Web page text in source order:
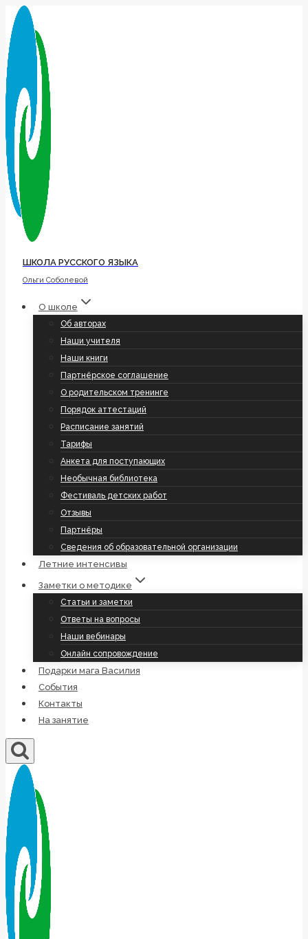
Перейти
содержимому
ШКОЛА РУССКОГО ЯЗЫКА
Ольги Соболевой
О школе
Об авторах
Наши учителя
Наши книги
Партнёрское соглашение
О родительском тренинге
Порядок аттестаций
Расписание занятий
Тарифы
Анкета для поступающих
Необычная библиотека
Фестиваль детских работ
Отзывы
Партнёры
Сведения об образовательной организации
Летние интенсивы
Заметки о методике
Статьи и заметки
Ответы на вопросы
Наши вебинары
Онлайн сопровождение
Подарки мага Василия
События
Контакты
На занятие